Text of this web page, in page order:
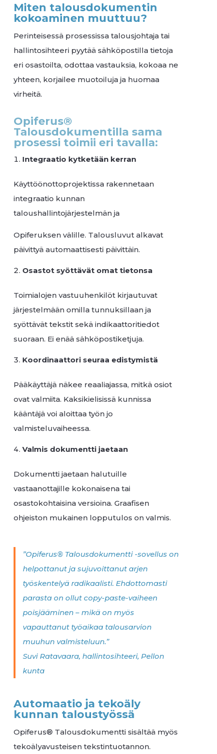
Miten talousdokumentin
kokoaminen muuttuu?
Perinteisessä prosessissa talousjohtaja tai
hallintosihteeri pyytää sähköpostilla tietoja
eri osastoilta, odottaa vastauksia, kokoaa ne
yhteen, korjailee muotoiluja ja huomaa
virheitä.
Opiferus®
Talousdokumentilla sama
prosessi toimii eri tavalla:
Integraatio kytketään kerran
Käyttöönottoprojektissa rakennetaan
integraatio kunnan
taloushallintojärjestelmän ja
Opiferuksen välille. Talousluvut alkavat
päivittyä automaattisesti päivittäin.
Osastot syöttävät omat tietonsa
Toimialojen vastuuhenkilöt kirjautuvat
järjestelmään omilla tunnuksillaan ja
syöttävät tekstit sekä indikaattoritiedot
suoraan. Ei enää sähköpostiketjuja.
Koordinaattori seuraa edistymistä
Pääkäyttäjä näkee reaaliajassa, mitkä osiot
ovat valmiita. Kaksikielisissä kunnissa
kääntäjä voi aloittaa työn jo
valmisteluvaiheessa.
Valmis dokumentti jaetaan
Dokumentti jaetaan halutuille
vastaanottajille kokonaisena tai
osastokohtaisina versioina. Graafisen
ohjeiston mukainen lopputulos on valmis.
”Opiferus® Talousdokumentti -sovellus on
helpottanut ja sujuvoittanut arjen
työskentelyä radikaalisti. Ehdottomasti
parasta on ollut copy-paste-vaiheen
poisjääminen – mikä on myös
vapauttanut työaikaa talousarvion
muuhun valmisteluun.”
Suvi Ratavaara, hallintosihteeri, Pellon
kunta
Automaatio ja tekoäly
kunnan taloustyössä
Opiferus® Talousdokumentti sisältää myös
tekoälyavusteisen tekstintuotannon.